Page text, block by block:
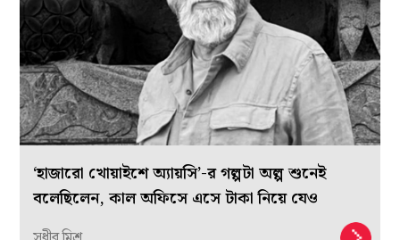
‘হাজারো খোয়াইশে অ্যায়সি’-র গল্পটা অল্প শুনেই
বলেছিলেন, কাল অফিসে এসে টাকা নিয়ে যেও